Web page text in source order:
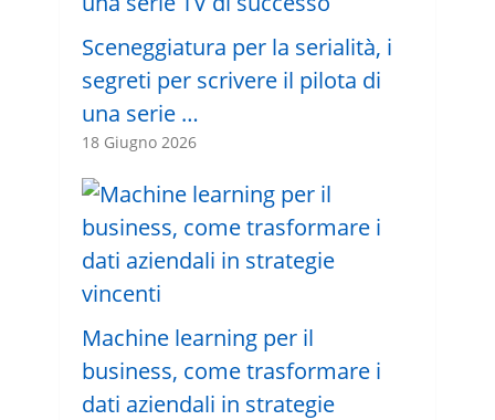
Sceneggiatura per la serialità, i
segreti per scrivere il pilota di
una serie …
18 Giugno 2026
Machine learning per il
business, come trasformare i
dati aziendali in strategie